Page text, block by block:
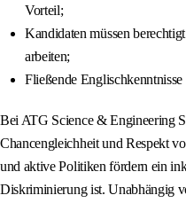
Vorteil;
Kandidaten müssen
arbeiten;
Fließende
Bei ATG Science & Engineering
Chancengleichheit und Respekt
und aktive Politiken fördern ein
Diskriminierung ist. Unabhängig